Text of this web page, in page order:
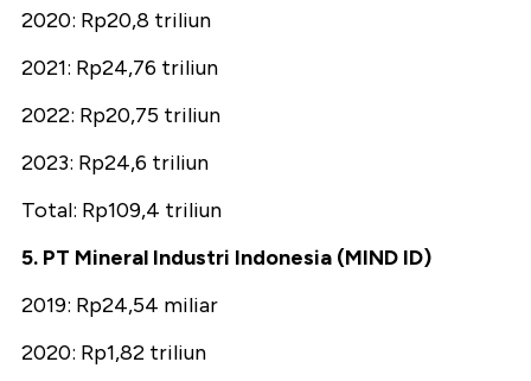
2020: Rp20,8 triliun
2021: Rp24,76 triliun
2022: Rp20,75 triliun
2023: Rp24,6 triliun
Total: Rp109,4 triliun
5. PT Mineral Industri Indonesia (MIND ID)
2019: Rp24,54 miliar
2020: Rp1,82 triliun